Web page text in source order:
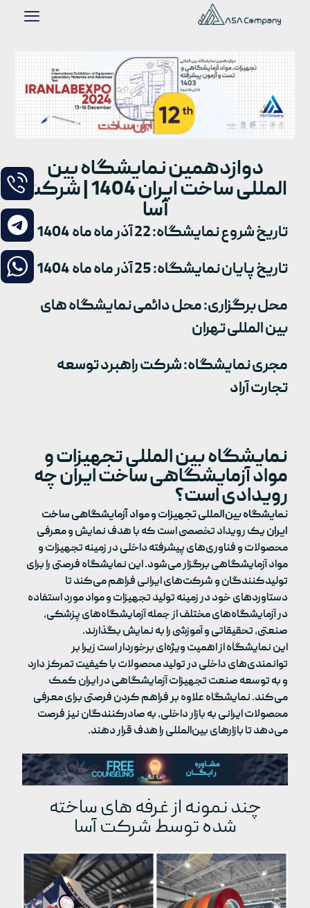
دوازدهمین نمایشگاه بین
المللی ساخت ایران 1404 | شرکت
آسا
تاریخ شروع نمایشگاه: 22 آذر ماه ماه 1404
تاریخ پایان نمایشگاه: 25 آذر ماه ماه 1404
محل برگزاری: محل دائمی نمایشگاه های
بین المللی تهران
مجری نمایشگاه: شرکت راهبرد توسعه
تجارت آراد
نمایشگاه بین المللی تجهیزات و
مواد آزمایشگاهی ساخت ایران چه
رویدادی است؟
نمایشگاه بین‌المللی تجهیزات و مواد آزمایشگاهی ساخت
ایرانیک رویداد تخصصی است که با هدف نمایش و معرفی
محصولات و فناوری‌های پیشرفته داخلی در زمینه تجهیزات و
مواد آزمایشگاهی برگزار می‌شود. این نمایشگاه فرصتی را برای
تولیدکنندگان و شرکت‌های ایرانی فراهم می‌کند تا
دستاوردهای خود در زمینه تولید تجهیزات و مواد مورد استفاده
در آزمایشگاه‌های مختلف از جمله آزمایشگاه‌های پزشکی،
صنعتی، تحقیقاتی و آموزشی را به نمایش بگذارند.
این نمایشگاه از اهمیت ویژه‌ای برخوردار است زیرا بر
توانمندی‌های داخلی در تولید محصولات با کیفیت تمرکز دارد
و به توسعه صنعت تجهیزات آزمایشگاهی در ایران کمک
می‌کند. نمایشگاه علاوه بر فراهم کردن فرصتی برای معرفی
محصولات ایرانی به بازار داخلی، به صادرکنندگان نیز فرصت
می‌دهد تا بازارهای بین‌المللی را هدف قرار دهند.
چند نمونه از غرفه های ساخته
شده توسط شرکت آسا